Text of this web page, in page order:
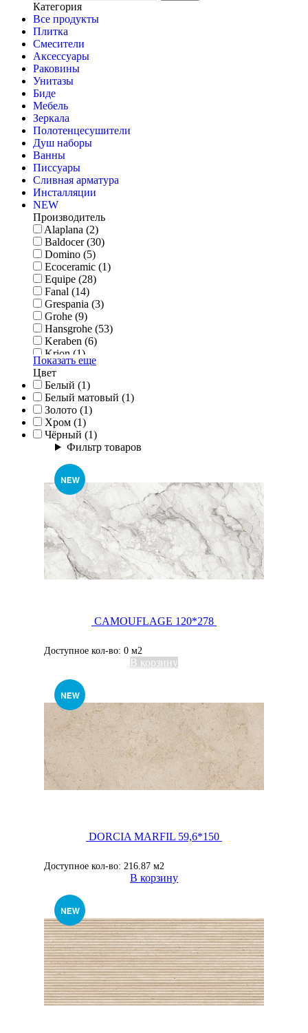
Категория
Все продукты
Плитка
Смесители
Аксессуары
Раковины
Унитазы
Биде
Мебель
Зеркала
Полотенцесушители
Душ наборы
Ванны
Писсуары
Сливная арматура
Инсталляции
NEW
Производитель
Alaplana (2)
Baldocer (30)
Domino (5)
Ecoceramic (1)
Equipe (28)
Fanal (14)
Grespania (3)
Grohe (9)
Hansgrohe (53)
Keraben (6)
Krion (1)
Laufen (2)
Mainzu (57)
Noken (47)
Pocelanosa (1)
Porcelanosa (29)
Villeroy&Boch (7)
Показать еще
Цвет
Белый (1)
Белый матовый (1)
Золото (1)
Хром (1)
Чёрный (1)
Фильтр товаров
CAMOUFLAGE 120*278
Доступное кол-во: 0 м2
В корзину
DORCIA MARFIL 59,6*150
Доступное кол-во: 216.87 м2
В корзину